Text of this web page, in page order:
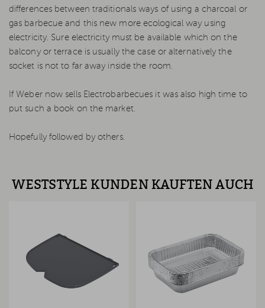
differences between traditionals ways of using a charcoal or
gas barbecue and this new more ecological way using
electricity. Sure electricity must be available which on the
balcony or terrace is usually the case or alternatively the
socket is not to far away inside the room.
If Weber now sells Electrobarbecues it was also high time to
put such a book on the market.
Hopefully followed by others.
WESTSTYLE KUNDEN KAUFTEN AUCH